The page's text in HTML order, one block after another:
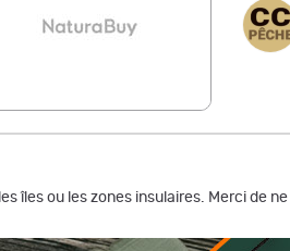
îles ou les zones insulaires. Merci de